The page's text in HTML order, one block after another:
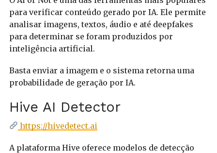
para verificar conteúdo gerado por IA. Ele permite
analisar imagens, textos, áudio e até deepfakes
para determinar se foram produzidos por
inteligência artificial.
Basta enviar a imagem e o sistema retorna uma
probabilidade de geração por IA.
Hive AI Detector
https://hivedetect.ai
A plataforma Hive oferece modelos de detecção